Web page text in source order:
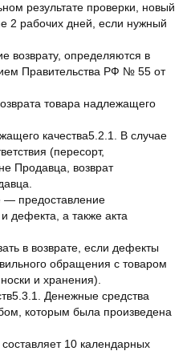
результате проверки, новый
2 рабочих дней, если нужный
возврату, определяются в
Правительства РФ № 55 от
товара надлежащего
качества5.2.1. В случае
(пересорт,
Продавца, возврат
— предоставление
дефекта, а также акта
в возврате, если дефекты
обращения с товаром
и хранения).
Денежные средства
которым была произведена
10 календарных